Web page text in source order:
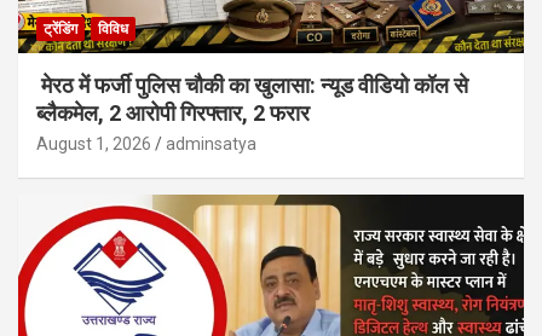
ट्रेंडिंग विविध
मेरठ में फर्जी पुलिस चौकी का खुलासा: न्यूड वीडियो कॉल से
ब्लैकमेल, 2 आरोपी गिरफ्तार, 2 फरार
August 1, 2026 adminsatya